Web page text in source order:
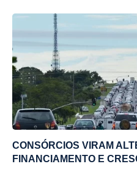
CONSÓRCIOS VIRAM
FINANCIAMENTO E